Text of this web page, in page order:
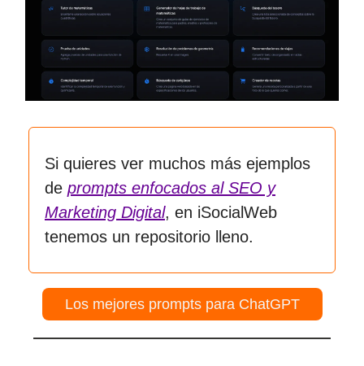
Si quieres ver muchos más ejemplos
de prompts enfocados al SEO y
Marketing Digital, en iSocialWeb
tenemos un repositorio lleno.
Los mejores prompts para ChatGPT